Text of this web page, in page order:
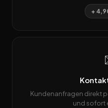
+
Kundenanfragen direkt
und sofort